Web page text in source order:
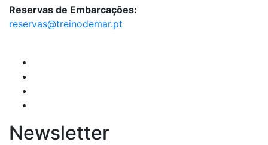
Reservas de Embarcações:
reservas@treinodemar.pt
Newsletter